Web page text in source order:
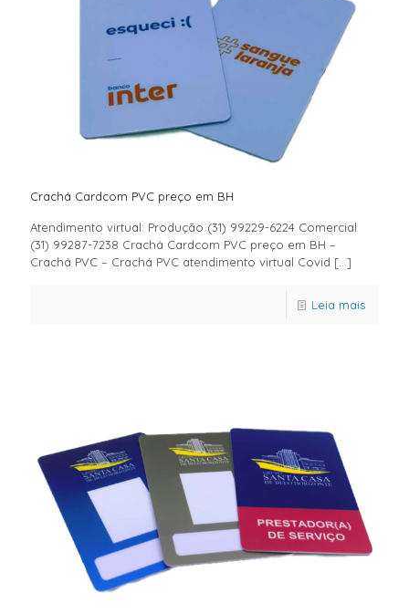
Crachá Cardcom PVC preço em BH
Atendimento virtual: Produção (31) 99229-6224 Comercial
(31) 99287-7238 Crachá Cardcom PVC preço em BH –
Crachá PVC – Crachá PVC atendimento virtual Covid […]
Leia mais